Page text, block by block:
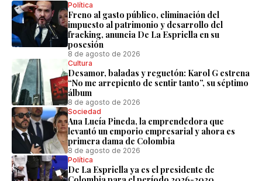
Política
Freno al gasto público, eliminación del
impuesto al patrimonio y desarrollo del
fracking, anuncia De La Espriella en su
posesión
8 de agosto de 2026
Cultura
Desamor, baladas y reguetón: Karol G estrena
“No me arrepiento de sentir tanto”, su séptimo
álbum
8 de agosto de 2026
Sociedad
Ana Lucía Pineda, la emprendedora que
levantó un emporio empresarial y ahora es
primera dama de Colombia
8 de agosto de 2026
Política
De La Espriella ya es el presidente de